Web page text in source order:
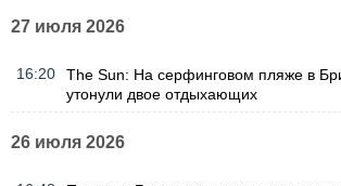
27 июля 2026
16:20
The Sun: На серфинговом пляже в
утонули двое отдыхающих
26 июля 2026